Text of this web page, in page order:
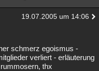
19.07.2005 um 14:06
schmerz egoismus -
verliert - erläuterung
thx